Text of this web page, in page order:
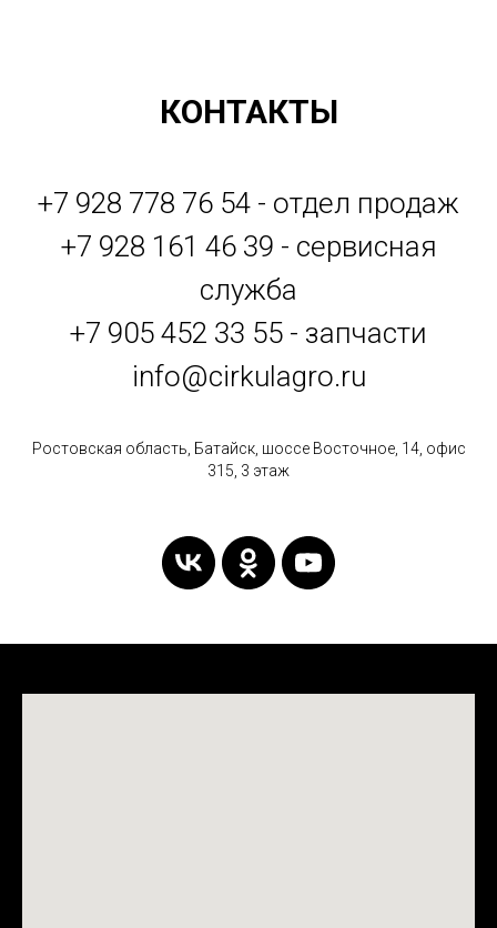
КОНТАКТЫ
+7 928 778 76 54 - отдел продаж
+7 928 161 46 39 - сервисная
служба
+7 905 452 33 55 - запчасти
info@cirkulagro.ru
Ростовская область, Батайск, шоссе Восточное, 14, офис
315, 3 этаж